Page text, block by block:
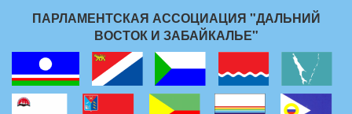
ПАРЛАМЕНТСКАЯ АССОЦИАЦИЯ "ДАЛЬНИЙ
ВОСТОК И ЗАБАЙКАЛЬЕ"